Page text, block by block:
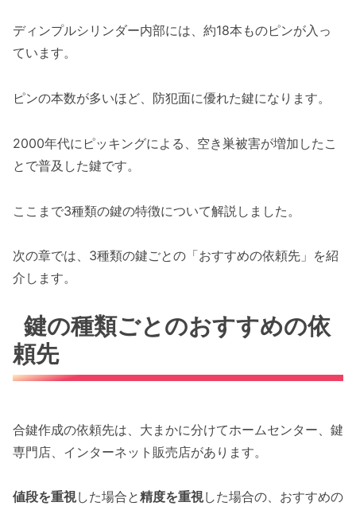
ディンプルシリンダー内部には、約18本ものピンが入っ
ています。
ピンの本数が多いほど、防犯面に優れた鍵になります。
2000年代にピッキングによる、空き巣被害が増加したこ
とで普及した鍵です。
ここまで3種類の鍵の特徴について解説しました。
次の章では、3種類の鍵ごとの「おすすめの依頼先」を紹
介します。
鍵の種類ごとのおすすめの依
頼先
合鍵作成の依頼先は、大まかに分けてホームセンター、鍵
専門店、インターネット販売店があります。
値段を重視した場合と精度を重視した場合の、おすすめの